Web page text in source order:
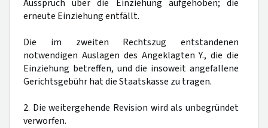
Ausspruch über die Einziehung aufgehoben; die
erneute Einziehung entfällt.
Die im zweiten Rechtszug entstandenen
notwendigen Auslagen des Angeklagten Y., die die
Einziehung betreffen, und die insoweit angefallene
Gerichtsgebühr hat die Staatskasse zu tragen.
2. Die weitergehende Revision wird als unbegründet
verworfen.